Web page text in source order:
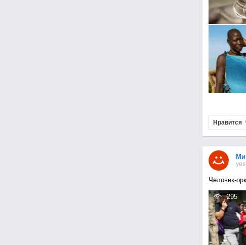
Нравится
Человек-
295